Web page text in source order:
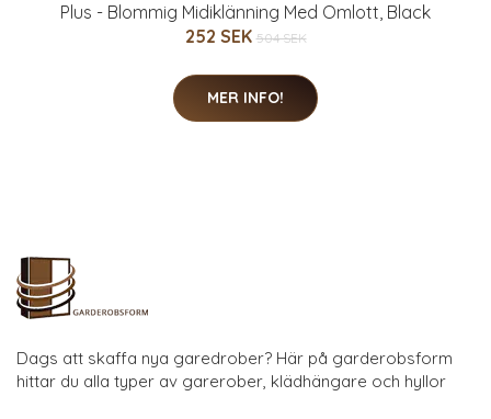
Plus - Blommig Midiklänning Med Omlott, Black
252 SEK 504 SEK
MER INFO!
Dags att skaffa nya garedrober? Här på garderobsform
hittar du alla typer av garerober, klädhängare och hyllor